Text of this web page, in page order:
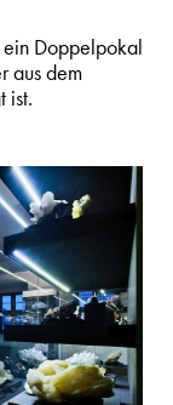
Doppelpokal
aus dem
ist.